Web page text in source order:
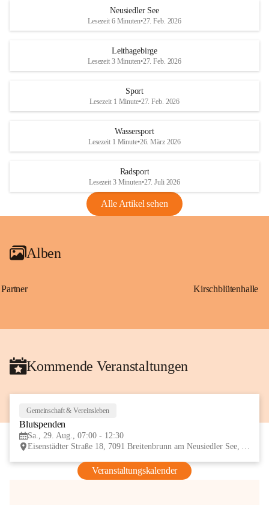
S
und den daraus folgenden wirtschaftlichen
Maßnahmen zur Bekämpfung
Rebe und der Amerikanischen
Anhang VBl. EU Nr. 18
1 Seite•1,4 MB
VBl. EU Nr. 18_2026
r
S
Neusiedler See
Lesezeit 6 Minuten•27. Feb. 2026
Leithagebirge
Lesezeit 3 Minuten•27. Feb. 2026
Sport
Lesezeit 1 Minute•27. Feb. 2026
Wassersport
Lesezeit 1 Minute•26. März 2026
Radsport
Lesezeit 3 Minuten•27. Juli 2026
Alle Artikel sehen
Alben
Partner Kirschblütenhalle
Kommende Veranstaltungen
Gemeinschaft & Vereinsleben
Blutspenden
Sa., 29. Aug., 07:00 - 12:30
Eisenstädter Straße 18, 7091 Breitenbrunn am Neusiedler See, AUT
Veranstaltungskalender